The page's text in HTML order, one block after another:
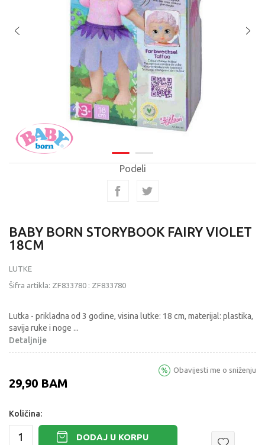
Podeli
BABY BORN STORYBOOK FAIRY VIOLET
18CM
LUTKE
Šifra artikla: ZF833780 : ZF833780
Lutka - prikladna od 3 godine, visina lutke: 18 cm, materijal: plastika,
savija ruke i noge ...
Detaljnije
29,90 BAM
Obavijesti me o sniženju
Količina:
DODAJ U KORPU